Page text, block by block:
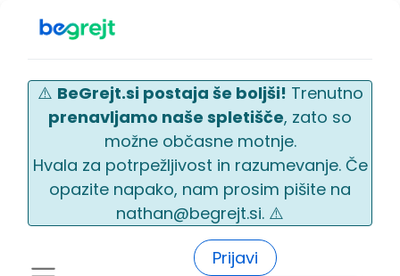
Prijavi
⚠️ BeGrejt.si postaja še boljši! Trenutno
prenavljamo naše spletišče, zato so
možne občasne motnje.
Hvala za potrpežljivost in razumevanje. Če
opazite napako, nam prosim pišite na
nathan@begrejt.si. ⚠️